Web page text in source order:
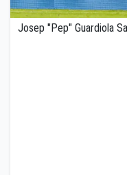
Josep "Pep" Guardiola